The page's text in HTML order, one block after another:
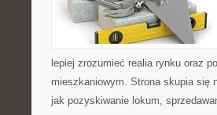
lepiej zrozumieć realia rynku oraz
mieszkaniowym. Strona skupia się
jak pozyskiwanie lokum,